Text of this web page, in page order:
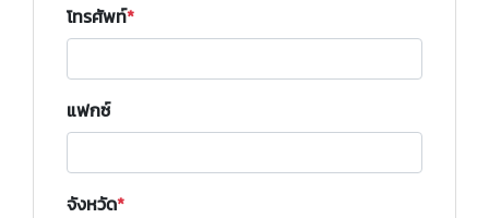
โทรศัพท์
แฟกซ์
จังหวัด